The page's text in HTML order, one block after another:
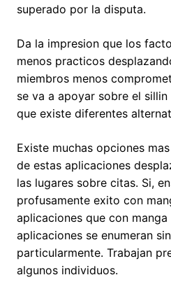
superado por la disputa.
Da la impresion que los
menos practicos
miembros menos
se va a apoyar sobre el
que existe diferentes
Existe muchas opciones
de estas aplicaciones
las lugares sobre citas. Si,
profusamente exito con
aplicaciones que con manga
aplicaciones se enumeran
particularmente. Trabajan
algunos individuos.